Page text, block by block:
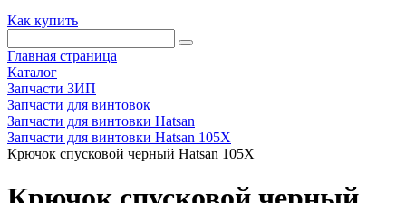
Как купить
Главная страница
Каталог
Запчасти ЗИП
Запчасти для винтовок
Запчасти для винтовки Hatsan
Запчасти для винтовки Hatsan 105X
Крючок спусковой черный Hatsan 105X